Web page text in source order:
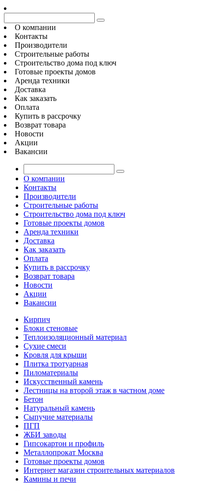
О компании
Контакты
Производители
Строительные работы
Строительство дома под ключ
Готовые проекты домов
Аренда техники
Доставка
Как заказать
Оплата
Купить в рассрочку
Возврат товара
Новости
Акции
Вакансии
О компании
Контакты
Производители
Строительные работы
Строительство дома под ключ
Готовые проекты домов
Аренда техники
Доставка
Как заказать
Оплата
Купить в рассрочку
Возврат товара
Новости
Акции
Вакансии
Кирпич
Блоки стеновые
Теплоизоляционный материал
Сухие смеси
Кровля для крыши
Плитка тротуарная
Пиломатериалы
Искусственный камень
Лестницы на второй этаж в частном доме
Бетон
Натуральный камень
Сыпучие материалы
ПГП
ЖБИ заводы
Гипсокартон и профиль
Металлопрокат Москва
Готовые проекты домов
Интернет магазин строительных материалов
Камины и печи